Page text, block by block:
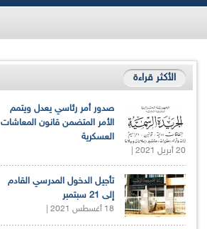
الأكثر قراءة
صدور أمر رئاسي يعدل ويتمم
الأمر المتضمن قانون المعاشات
العسكرية
20 أبريل 2021 |
تأجيل الدخول المدرسي القادم
إلى 21 سبتمبر
18 أغسطس 2021 |